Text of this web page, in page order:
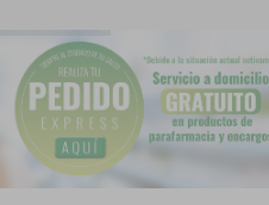
Pedidos express
Blog
Contacto
Boletín